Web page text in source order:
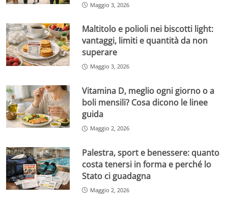
Maggio 3, 2026
Maltitolo e polioli nei biscotti light:
vantaggi, limiti e quantità da non
superare
Maggio 3, 2026
Vitamina D, meglio ogni giorno o a
boli mensili? Cosa dicono le linee
guida
Maggio 2, 2026
Palestra, sport e benessere: quanto
costa tenersi in forma e perché lo
Stato ci guadagna
Maggio 2, 2026